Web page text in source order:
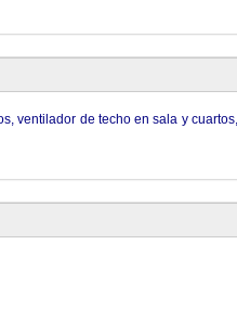
ventilador de techo en sala y